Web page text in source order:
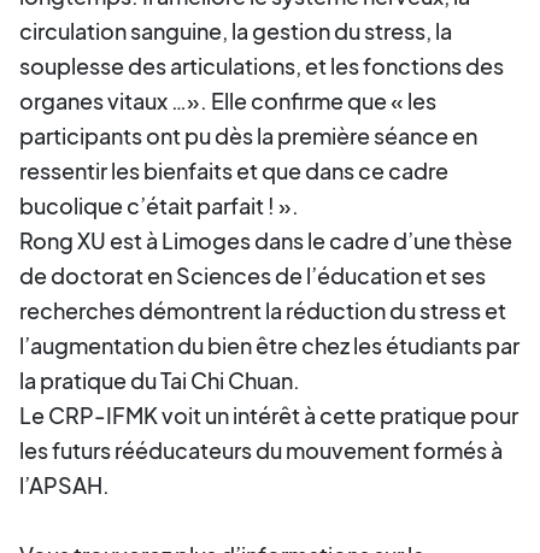
circulation sanguine, la gestion du stress, la
souplesse des articulations, et les fonctions des
organes vitaux …». Elle confirme que « les
participants ont pu dès la première séance en
ressentir les bienfaits et que dans ce cadre
bucolique c’était parfait ! ».
Rong XU est à Limoges dans le cadre d’une thèse
de doctorat en Sciences de l’éducation et ses
recherches démontrent la réduction du stress et
l’augmentation du bien être chez les étudiants par
la pratique du Tai Chi Chuan.
Le CRP-IFMK voit un intérêt à cette pratique pour
les futurs rééducateurs du mouvement formés à
l’APSAH.